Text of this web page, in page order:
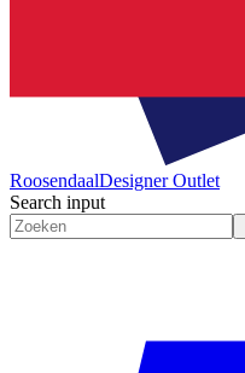
RoosendaalDesigner Outlet
Search input